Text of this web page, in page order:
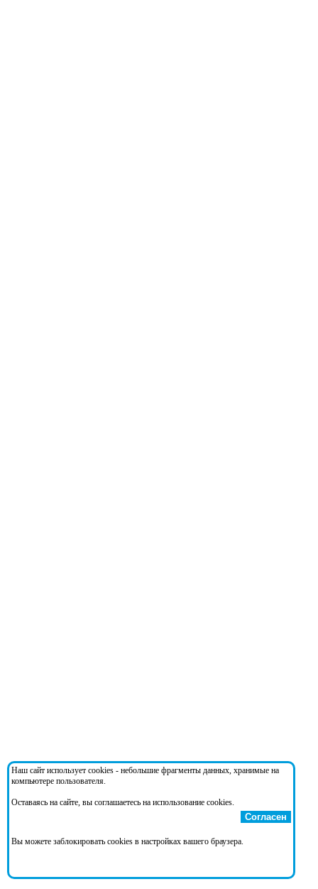
Наш сайт использует cookies - небольшие фрагменты данных, хранимые на
компьютере пользователя.
Оставаясь на сайте, вы соглашаетесь на использование cookies.
Согласен
Вы можете заблокировать cookies в настройках вашего браузера.